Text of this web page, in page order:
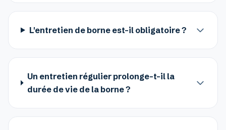
L'entretien de borne est-il obligatoire ?
Un entretien régulier prolonge-t-il la
durée de vie de la borne ?